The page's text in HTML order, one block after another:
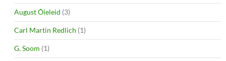
August Õieleid (3)
Carl Martin Redlich (1)
G. Soom (1)